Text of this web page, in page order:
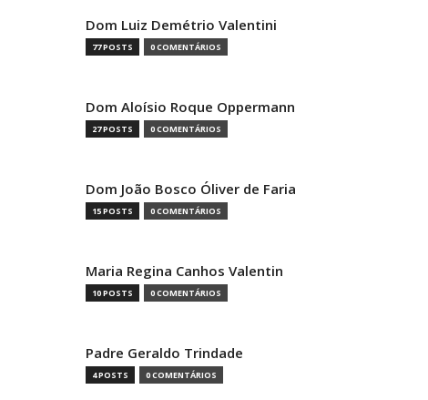
Dom Luiz Demétrio Valentini
77 POSTS 0 COMENTÁRIOS
Dom Aloísio Roque Oppermann
27 POSTS 0 COMENTÁRIOS
Dom João Bosco Óliver de Faria
15 POSTS 0 COMENTÁRIOS
Maria Regina Canhos Valentin
10 POSTS 0 COMENTÁRIOS
Padre Geraldo Trindade
4 POSTS 0 COMENTÁRIOS